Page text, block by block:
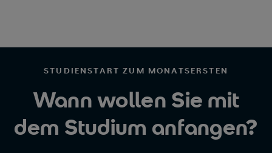
STUDIENSTART ZUM MONATSERSTEN
Wann wollen Sie mit
dem Studium anfangen?